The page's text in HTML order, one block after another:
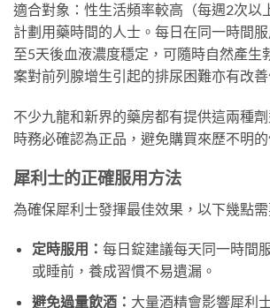
適合對象：性生活頻率較高（每週2次以
計劃用藥時間的人士。每日在同一時間
至5天後血液濃度穩定，可隨時自然產生
案對前列腺增生引起的排尿困難亦有改善
不少九龍和新界的藥房都有提供這兩種
時務必確認為正品，避免購買來歷不明的
犀利士的正確服用方法
為確保犀利士發揮最佳效果，以下幾點需
定時服用： 每日錠建議每天同一時間
或睡前，養成習慣不易遺漏。
避免過量飲酒： 大量酒精會影響犀利